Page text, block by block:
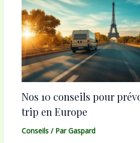
Nos 10 conseils pour
trip en Europe
Conseils/ ParGaspard